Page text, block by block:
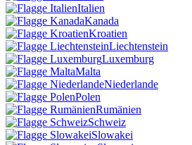
Italien
Kanada
Kroatien
Liechtenstein
Luxemburg
Malta
Niederlande
Polen
Rumänien
Schweiz
Slowakei